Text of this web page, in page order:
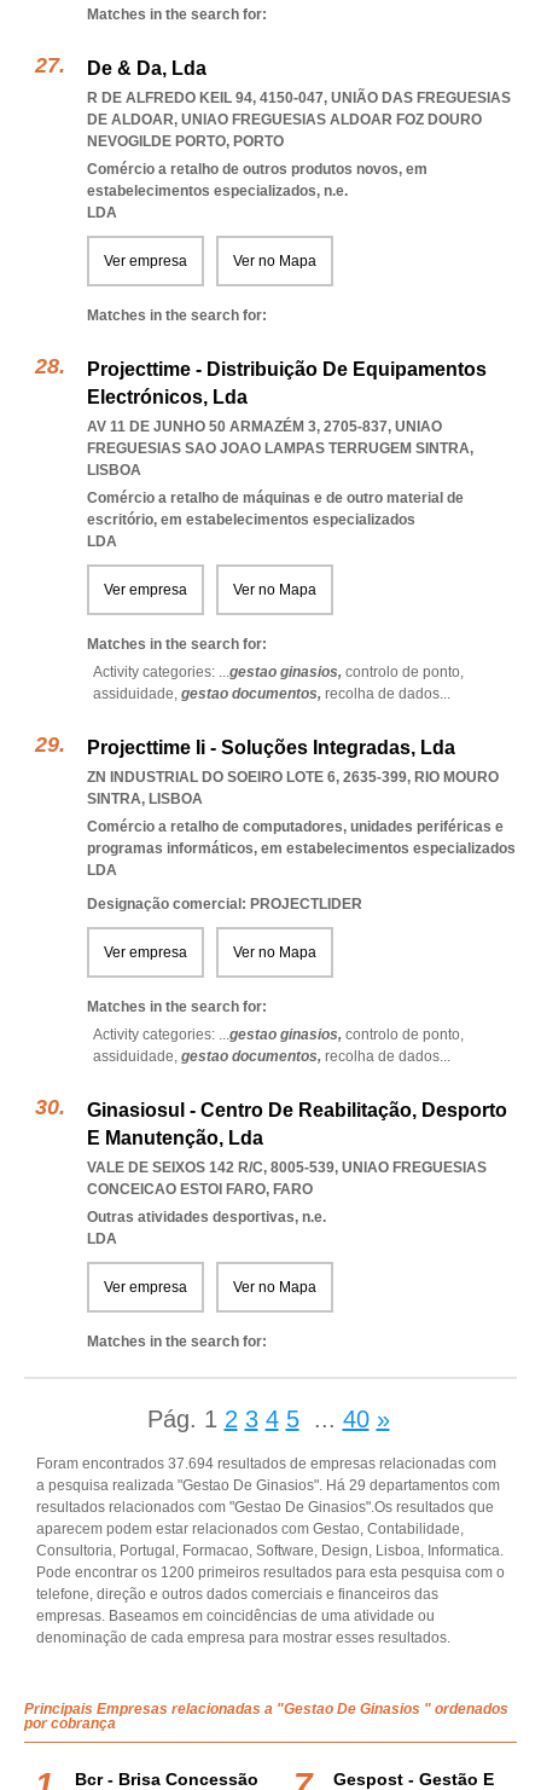
Matches in the search for:
De & Da, Lda
R DE ALFREDO KEIL 94, 4150-047, UNIÃO DAS FREGUESIAS
DE ALDOAR, UNIAO FREGUESIAS ALDOAR FOZ DOURO
NEVOGILDE PORTO, PORTO
Comércio a retalho de outros produtos novos, em
estabelecimentos especializados, n.e.
LDA
Ver empresa Ver no Mapa
Matches in the search for:
Projecttime - Distribuição De Equipamentos
Electrónicos, Lda
AV 11 DE JUNHO 50 ARMAZÉM 3, 2705-837, UNIAO
FREGUESIAS SAO JOAO LAMPAS TERRUGEM SINTRA,
LISBOA
Comércio a retalho de máquinas e de outro material de
escritório, em estabelecimentos especializados
LDA
Ver empresa Ver no Mapa
Matches in the search for:
Activity categories: ...gestao ginasios, controlo de ponto,
assiduidade, gestao documentos, recolha de dados...
Projecttime Ii - Soluções Integradas, Lda
ZN INDUSTRIAL DO SOEIRO LOTE 6, 2635-399, RIO MOURO
SINTRA, LISBOA
Comércio a retalho de computadores, unidades periféricas e
programas informáticos, em estabelecimentos especializados
LDA
Designação comercial: PROJECTLIDER
Ver empresa Ver no Mapa
Matches in the search for:
Activity categories: ...gestao ginasios, controlo de ponto,
assiduidade, gestao documentos, recolha de dados...
Ginasiosul - Centro De Reabilitação, Desporto
E Manutenção, Lda
VALE DE SEIXOS 142 R/C, 8005-539, UNIAO FREGUESIAS
CONCEICAO ESTOI FARO, FARO
Outras atividades desportivas, n.e.
LDA
Ver empresa Ver no Mapa
Matches in the search for:
Pág. 1 2 3 4 5 ... 40 »
Foram encontrados 37.694 resultados de empresas relacionadas com
a pesquisa realizada "Gestao De Ginasios". Há 29 departamentos com
resultados relacionados com "Gestao De Ginasios".Os resultados que
aparecem podem estar relacionados com Gestao, Contabilidade,
Consultoria, Portugal, Formacao, Software, Design, Lisboa, Informatica.
Pode encontrar os 1200 primeiros resultados para esta pesquisa com o
telefone, direção e outros dados comerciais e financeiros das
empresas. Baseamos em coincidências de uma atividade ou
denominação de cada empresa para mostrar esses resultados.
Principais Empresas relacionadas a "Gestao De Ginasios " ordenados
por cobrança
Bcr - Brisa Concessão
Gespost - Gestão E